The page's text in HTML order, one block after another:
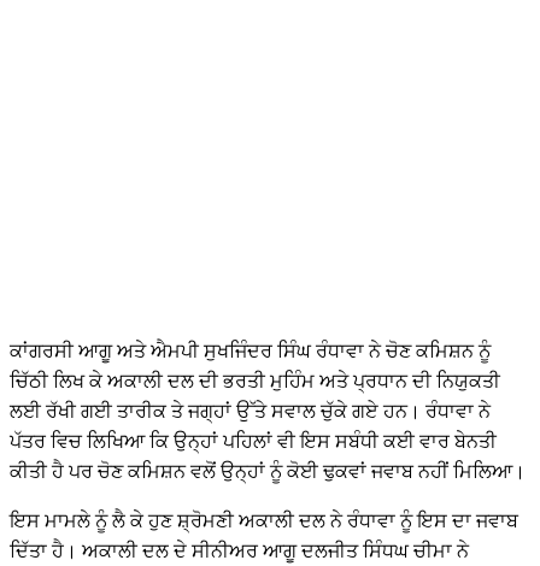
ਕਾਂਗਰਸੀ ਆਗੂ ਅਤੇ ਐਮਪੀ ਸੁਖਜਿੰਦਰ ਸਿੰਘ ਰੰਧਾਵਾ ਨੇ ਚੋਣ ਕਮਿਸ਼ਨ ਨੂੰ
ਚਿੱਠੀ ਲਿਖ ਕੇ ਅਕਾਲੀ ਦਲ ਦੀ ਭਰਤੀ ਮੁਹਿੰਮ ਅਤੇ ਪ੍ਰਧਾਨ ਦੀ ਨਿਯੁਕਤੀ
ਲਈ ਰੱਖੀ ਗਈ ਤਾਰੀਕ ਤੇ ਜਗ੍ਹਾਂ ਉੱਤੇ ਸਵਾਲ ਚੁੱਕੇ ਗਏ ਹਨ। ਰੰਧਾਵਾ ਨੇ
ਪੱਤਰ ਵਿਚ ਲਿਖਿਆ ਕਿ ਉਨ੍ਹਾਂ ਪਹਿਲਾਂ ਵੀ ਇਸ ਸਬੰਧੀ ਕਈ ਵਾਰ ਬੇਨਤੀ
ਕੀਤੀ ਹੈ ਪਰ ਚੋਣ ਕਮਿਸ਼ਨ ਵਲੋਂ ਉਨ੍ਹਾਂ ਨੂੰ ਕੋਈ ਢੁਕਵਾਂ ਜਵਾਬ ਨਹੀਂ ਮਿਲਿਆ।
ਇਸ ਮਾਮਲੇ ਨੂੰ ਲੈ ਕੇ ਹੁਣ ਸ਼੍ਰੋਮਣੀ ਅਕਾਲੀ ਦਲ ਨੇ ਰੰਧਾਵਾ ਨੂੰ ਇਸ ਦਾ ਜਵਾਬ
ਦਿੱਤਾ ਹੈ। ਅਕਾਲੀ ਦਲ ਦੇ ਸੀਨੀਅਰ ਆਗੂ ਦਲਜੀਤ ਸਿੰਧਘ ਚੀਮਾ ਨੇ